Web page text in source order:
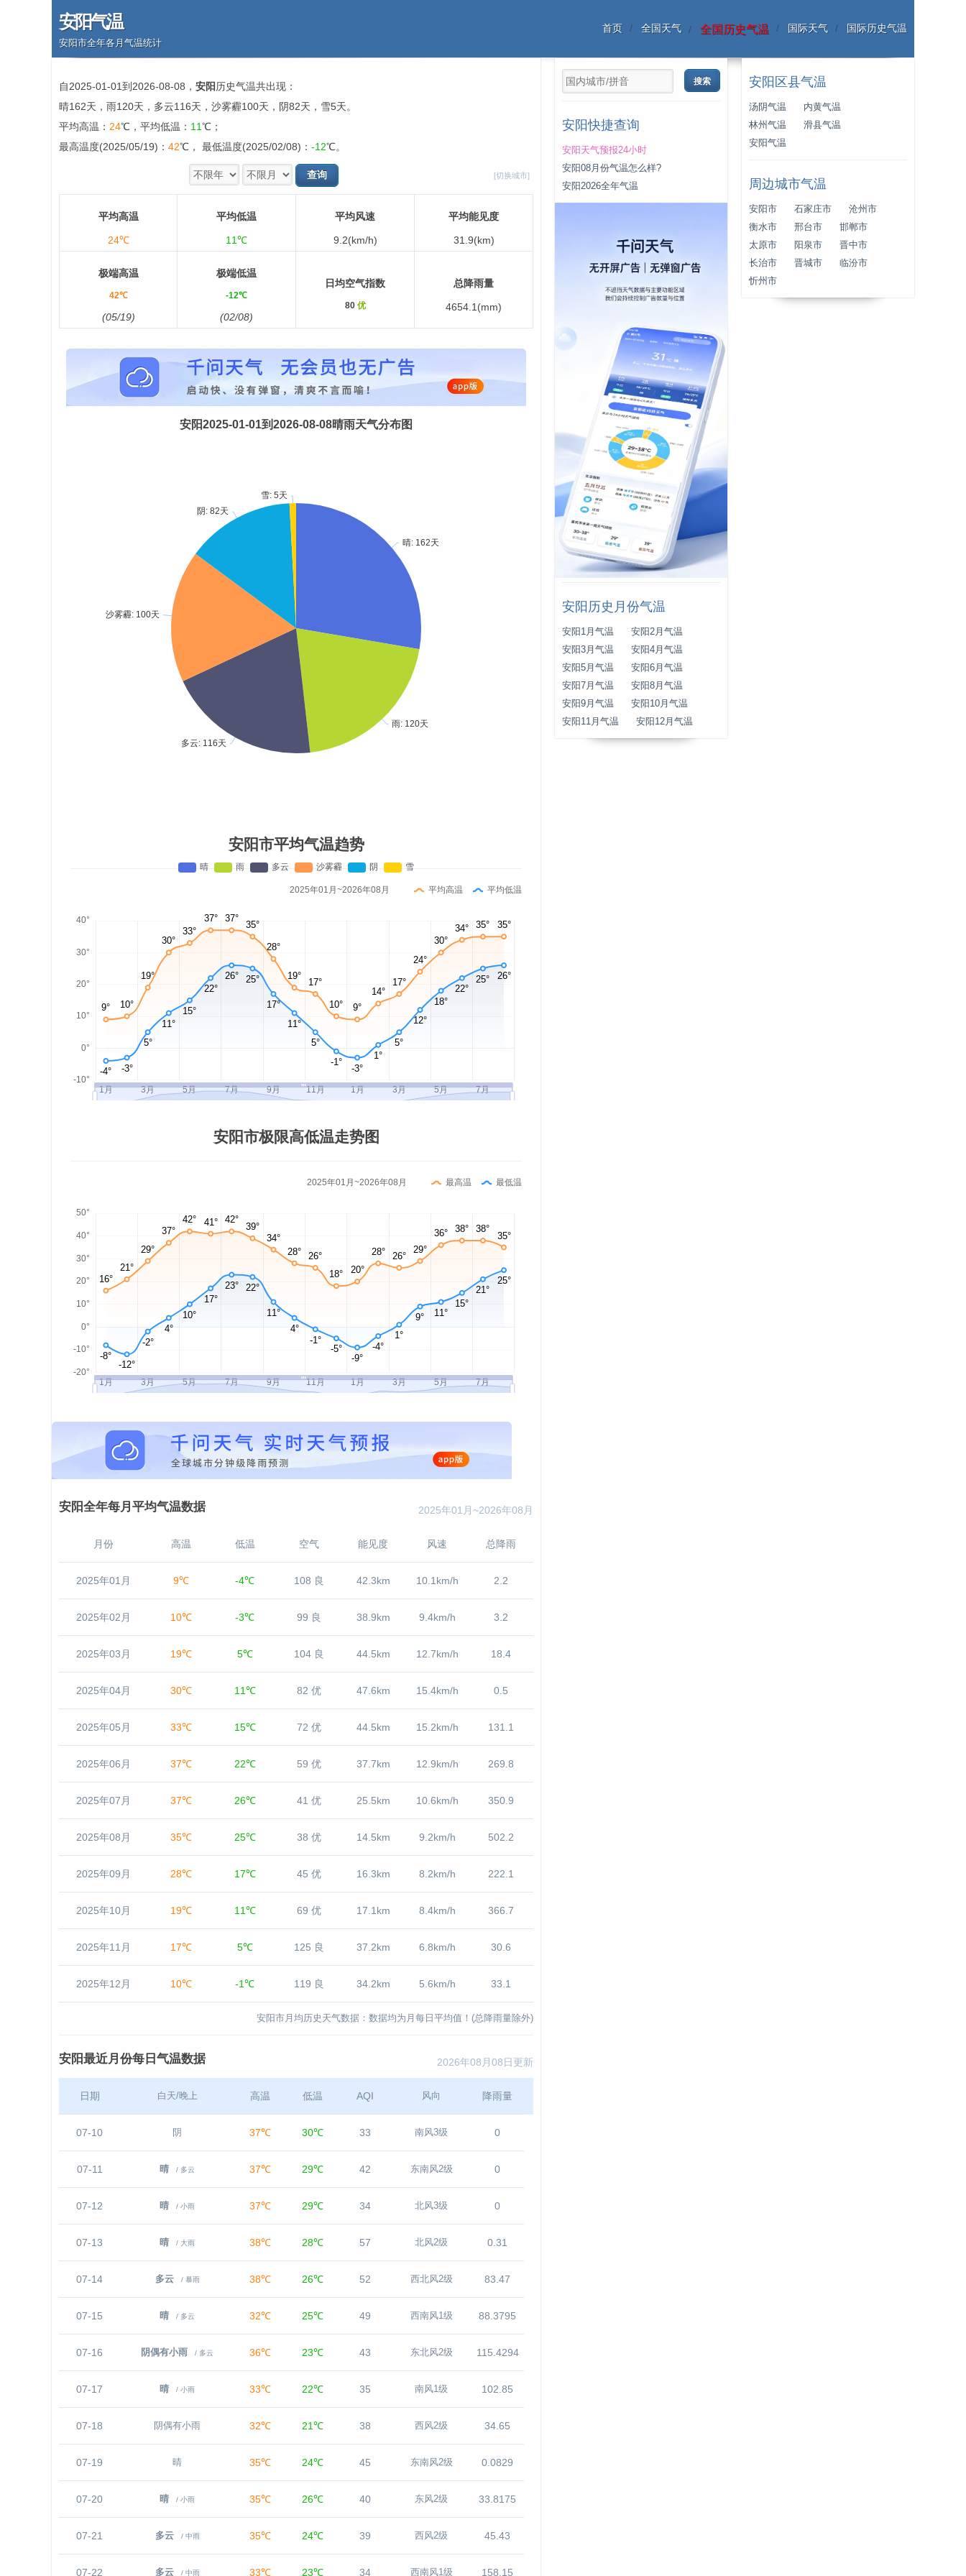
安阳气温
安阳市全年各月气温统计
首页 全国天气 全国历史气温 国际天气 国际历史气温
自2025-01-01到2026-08-08， 安阳 历史气温共出现：
晴162天，雨120天，多云116天，沙雾霾100天，阴82天，雪5天。
平均高温： 24℃，平均低温： 11℃；
最高温度(2025/05/19)： 42℃， 最低温度(2025/02/08)： -12℃。
[切换城市]
平均高温
24℃
平均低温
11℃
平均风速
9.2(km/h)
平均能见度
31.9(km)
极端高温
42℃
(05/19)
极端低温
-12℃
(02/08)
日均空气指数
80 优
总降雨量
4654.1(mm)
安阳2025-01-01到2026-08-08晴雨天气分布图
安阳市平均气温趋势
2025年01月~2026年08月 平均高温 平均低温
安阳市极限高低温走势图
2025年01月~2026年08月 最高温 最低温
2025年01月~2026年08月
安阳全年每月平均气温数据
月份 高温 低温 空气 能见度 风速 总降雨
2025年01月 9℃ -4℃ 108 良 42.3km 10.1km/h 2.2
2025年02月 10℃ -3℃ 99 良 38.9km 9.4km/h 3.2
2025年03月 19℃ 5℃ 104 良 44.5km 12.7km/h 18.4
2025年04月 30℃ 11℃ 82 优 47.6km 15.4km/h 0.5
2025年05月 33℃ 15℃ 72 优 44.5km 15.2km/h 131.1
2025年06月 37℃ 22℃ 59 优 37.7km 12.9km/h 269.8
2025年07月 37℃ 26℃ 41 优 25.5km 10.6km/h 350.9
2025年08月 35℃ 25℃ 38 优 14.5km 9.2km/h 502.2
2025年09月 28℃ 17℃ 45 优 16.3km 8.2km/h 222.1
2025年10月 19℃ 11℃ 69 优 17.1km 8.4km/h 366.7
2025年11月 17℃ 5℃ 125 良 37.2km 6.8km/h 30.6
2025年12月 10℃ -1℃ 119 良 34.2km 5.6km/h 33.1
安阳市月均历史天气数据：数据均为月每日平均值！(总降雨量除外)
2026年08月08日更新
安阳最近月份每日气温数据
日期 白天/晚上 高温 低温 AQI 风向 降雨量
07-10 阴 37℃ 30℃ 33 南风3级 0
07-11 晴 / 多云 37℃ 29℃ 42 东南风2级 0
07-12 晴 / 小雨 37℃ 29℃ 34 北风3级 0
07-13 晴 / 大雨 38℃ 28℃ 57 北风2级 0.31
07-14 多云 / 暴雨 38℃ 26℃ 52 西北风2级 83.47
07-15 晴 / 多云 32℃ 25℃ 49 西南风1级 88.3795
07-16 阴偶有小雨 / 多云 36℃ 23℃ 43 东北风2级 115.4294
07-17 晴 / 小雨 33℃ 22℃ 35 南风1级 102.85
07-18 阴偶有小雨 32℃ 21℃ 38 西风2级 34.65
07-19 晴 35℃ 24℃ 45 东南风2级 0.0829
07-20 晴 / 小雨 35℃ 26℃ 40 东风2级 33.8175
07-21 多云 / 中雨 35℃ 24℃ 39 西风2级 45.43
07-22 多云 / 中雨 33℃ 23℃ 34 西南风1级 158.15
安阳快捷查询
安阳天气预报24小时
安阳08月份气温怎么样?
安阳2026全年气温
安阳历史月份气温
安阳1月气温
安阳2月气温
安阳3月气温
安阳4月气温
安阳5月气温
安阳6月气温
安阳7月气温
安阳8月气温
安阳9月气温
安阳10月气温
安阳11月气温
安阳12月气温
安阳区县气温
汤阴气温
内黄气温
林州气温
滑县气温
安阳气温
周边城市气温
安阳市 石家庄市
沧州市
衡水市
邢台市
邯郸市
太原市
阳泉市
晋中市
长治市
晋城市
临汾市
忻州市